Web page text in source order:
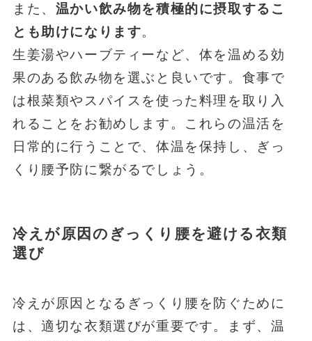
また、 温かい飲み物を積極的に摂取するこ
とも助けになります。
生姜湯やハーブティーなど、体を温める効
果のある飲み物を選ぶと良いです。食事で
は根菜類やスパイスを使った料理を取り入
れることをお勧めします。これらの温活を
日常的に行うことで、体温を保持し、ぎっ
くり腰予防に繋がるでしょう。
冷えが原因のぎっくり腰を避ける衣類
選び
冷えが原因となるぎっくり腰を防ぐために
は、適切な衣類選びが重要です。まず、温